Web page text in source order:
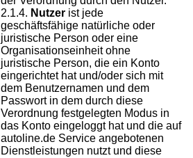
Nutzer ist jede
geschäftsfähige natürliche oder
juristische Person oder eine
Organisationseinheit ohne
juristische Person, die ein Konto
eingerichtet hat und/oder sich mit
dem Benutzernamen und dem
Passwort in dem durch diese
Verordnung festgelegten Modus in
das Konto eingeloggt hat und die auf
autoline.de Service angebotenen
Dienstleistungen nutzt und diese